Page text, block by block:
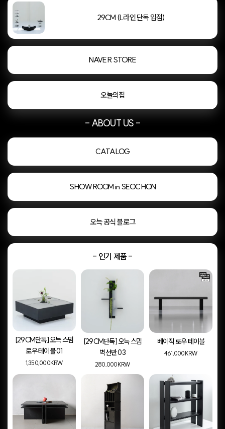
29CM (L라인 단독 입점)
NAVER STORE
오늘의집
- ABOUT US -
CATALOG
SHOWROOM in SEOCHON
오늑 공식 블로그
- 인기 제품 -
[29CM단독] 오늑 스밈
로우 테이블 01
1,350,000KRW
[29CM단독] 오늑 스밈
벽선반 03
280,000KRW
베이직 로우 테이블
461,000KRW